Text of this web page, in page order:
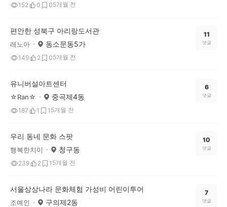
152 0 05개월 전
편안한 성북구 아리랑도서관
레노아 동소문동5가
149 2 05개월 전
11
댓글
유니버설아트센터
☆Ran☆ 중곡제4동
187 1 1 5개월 전
6
댓글
우리 동네 문화 스팟
행복한치이 청구동
239 2 1 5개월 전
10
댓글
서울상상나라 문화체험 가성비 어린이투어
조예인 구의제2동
7
댓글